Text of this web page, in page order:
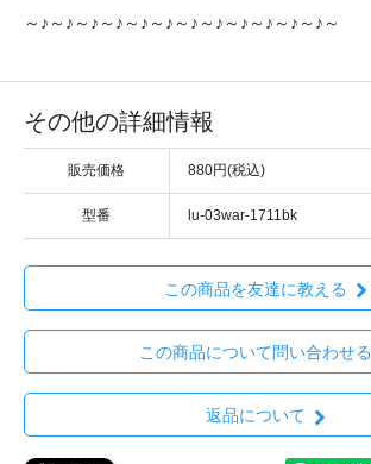
～♪～♪～♪～♪～♪～♪～♪～♪～♪～♪～♪～♪～
その他の詳細情報
販売価格 880円(税込)
型番 lu-03war-1711bk
この商品を友達に教える
この商品について問い合わせる
返品について